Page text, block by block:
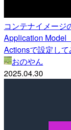
コンテナイメージ
Application Model
Actionsで設定して
おのやん
2025.04.30